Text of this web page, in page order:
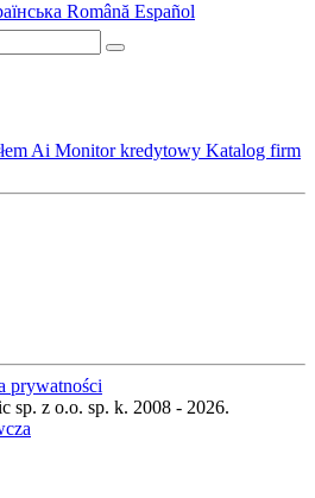
Română Español
Ai Monitor kredytowy Katalog firm
prywatności
z o.o. sp. k. 2008 - 2026.